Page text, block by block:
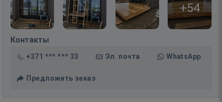
+54
Контакты
+371 *** *** 33 Эл. почта WhatsApp
Предложить заказ